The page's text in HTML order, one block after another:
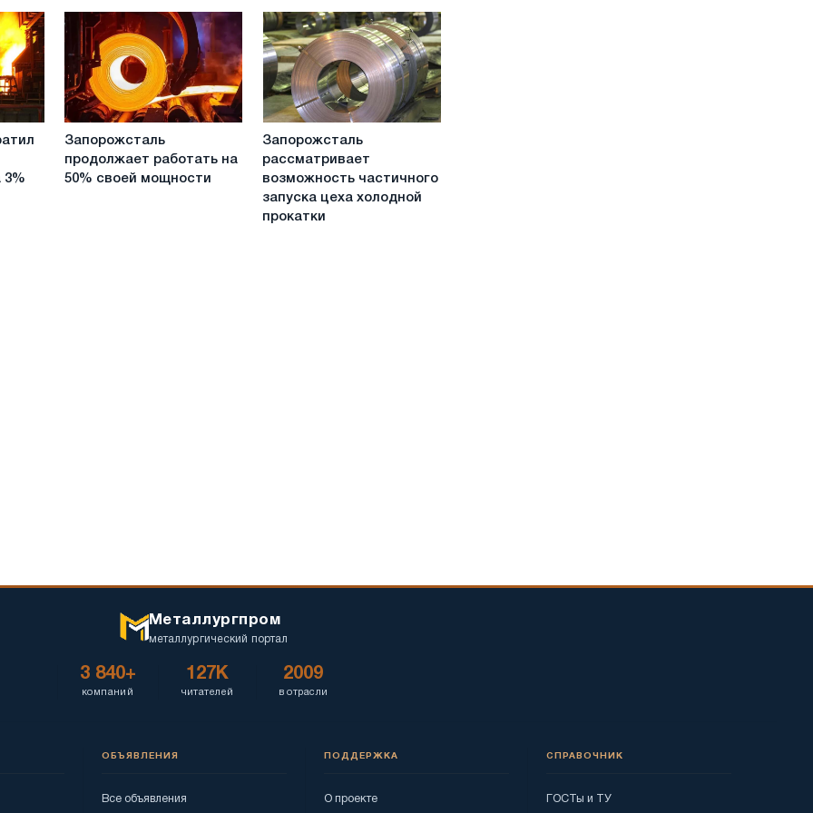
чугуна
после
расконсервации
печь
№2
3%
Запорожсталь
продолжает
работать
Запорожсталь
продолжает работать на
50% своей мощности
Запорожсталь
рассматривает
возможность
запуска
цеха
Запорожсталь
рассматривает
возможность частичного
запуска цеха холодной
прокатки
Металлургпром
металлургический портал
3 840+
компаний
127K
читателей
2009
в отрасли
ОБЪЯВЛЕНИЯ
Все объявления
ПОДДЕРЖКА
О проекте
СПРАВОЧНИК
ГОСТы и ТУ